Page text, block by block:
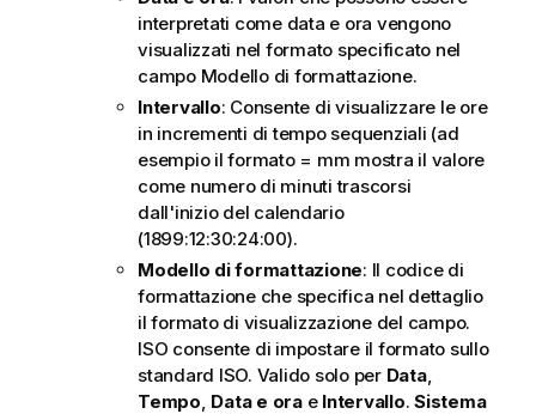
interpretati come data e ora vengono
visualizzati nel formato specificato nel
campo Modello di formattazione.
Intervallo: Consente di visualizzare le ore
in incrementi di tempo sequenziali (ad
esempio il formato = mm mostra il valore
come numero di minuti trascorsi
dall'inizio del calendario
(1899:12:30:24:00).
Modello di formattazione: Il codice di
formattazione che specifica nel dettaglio
il formato di visualizzazione del campo.
ISO consente di impostare il formato sullo
standard ISO. Valido solo per Data,
Tempo Data e orae Intervallo. Sistema